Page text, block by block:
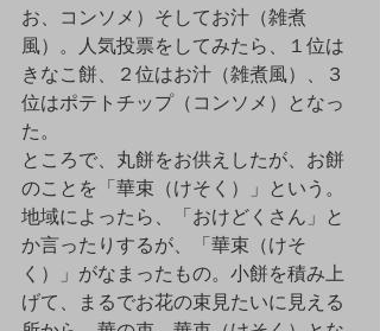
お、コンソメ）そしてお汁（雑煮
風）。人気投票をしてみたら、１位は
きなこ餅、２位はお汁（雑煮風）、３
位はポテトチップ（コンソメ）となっ
た。
ところで、丸餅をお供えしたが、お餅
のことを「華束（けそく）」という。
地域によったら、「おけどくさん」と
か言ったりするが、「華束（けそ
く）」がなまったもの。小餅を積み上
げて、まるでお花の束見たいに見える